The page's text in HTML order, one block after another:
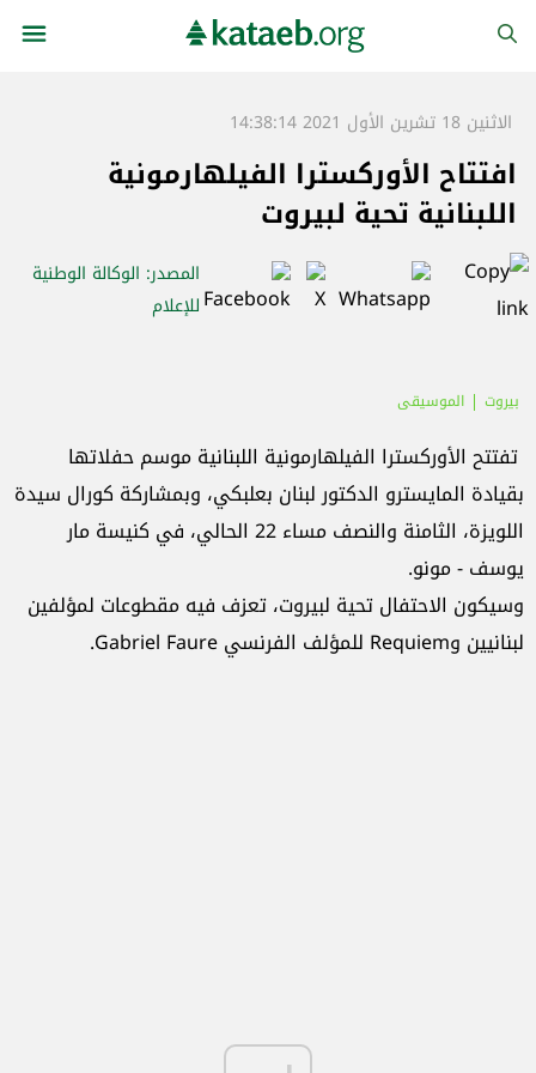
الاثنين 18 تشرين الأول 2021 14:38:14
افتتاح الأوركسترا الفيلهارمونية
اللبنانية تحية لبيروت
المصدر: الوكالة الوطنية
للإعلام
بيروت الموسيقى
تفتتح الأوركسترا الفيلهارمونية اللبنانية موسم حفلاتها
بقيادة المايسترو الدكتور لبنان بعلبكي، وبمشاركة كورال سيدة
اللويزة، الثامنة والنصف مساء 22 الحالي، في كنيسة مار
يوسف - مونو.
وسيكون الاحتفال تحية لبيروت، تعزف فيه مقطوعات لمؤلفين
لبنانيين وRequiem للمؤلف الفرنسي Gabriel Faure.